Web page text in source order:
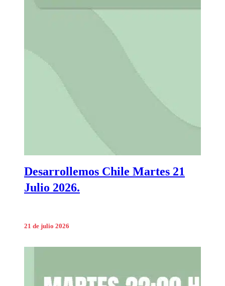
Desarrollemos Chile Martes 21
Julio 2026.
21 de julio 2026